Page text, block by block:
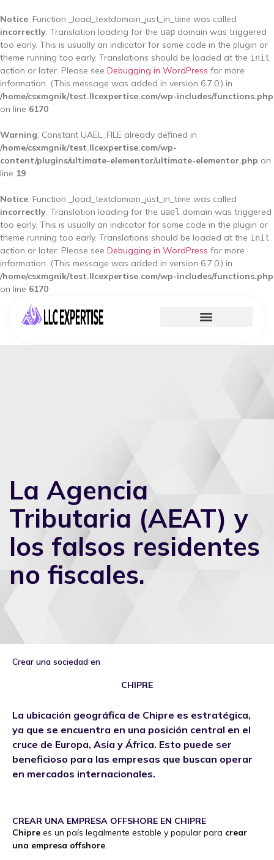
Notice: Function _load_textdomain_just_in_time was called
incorrectly. Translation loading for the uap domain was triggered
too early. This is usually an indicator for some code in the plugin or
theme running too early. Translations should be loaded at the init
action or later. Please see Debugging in WordPress for more
information. (This message was added in version 6.7.0.) in
/home/csxmgnik/test.llcexpertise.com/wp-includes/functions.php
on line 6170
Warning: Constant UAEL_FILE already defined in
/home/csxmgnik/test.llcexpertise.com/wp-
content/plugins/ultimate-elementor/ultimate-elementor.php on
line 19
Notice: Function _load_textdomain_just_in_time was called
incorrectly. Translation loading for the uael domain was triggered
too early. This is usually an indicator for some code in the plugin or
theme running too early. Translations should be loaded at the init
action or later. Please see Debugging in WordPress for more
information. (This message was added in version 6.7.0.) in
/home/csxmgnik/test.llcexpertise.com/wp-includes/functions.php
on line 6170
La Agencia
Tributaria (AEAT) y
los falsos residentes
no fiscales.
Crear una sociedad en
CHIPRE
La ubicación geográfica de Chipre es estratégica,
ya que se encuentra en una posición central en el
cruce de Europa, Asia y África. Esto puede ser
beneficioso para las empresas que buscan operar
en mercados internacionales.
CREAR UNA EMPRESA OFFSHORE EN CHIPRE
Chipre es un país legalmente estable y popular para crear
una empresa offshore.